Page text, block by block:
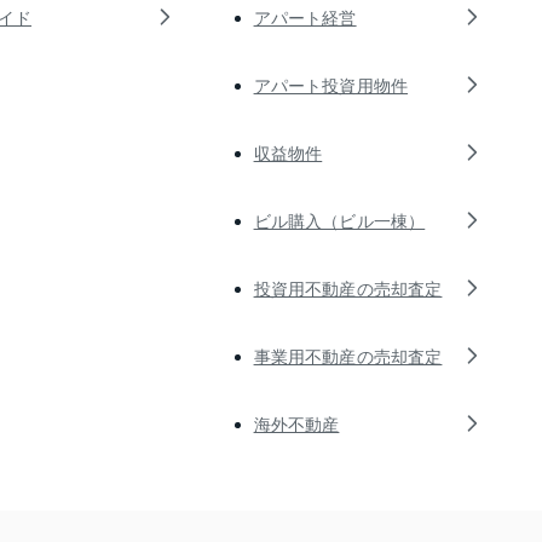
ド アパート経営
アパート投資用物件
収益物件
ビル購入（ビル一棟）
投資用不動産の売却査定
事業用不動産の売却査定
海外不動産